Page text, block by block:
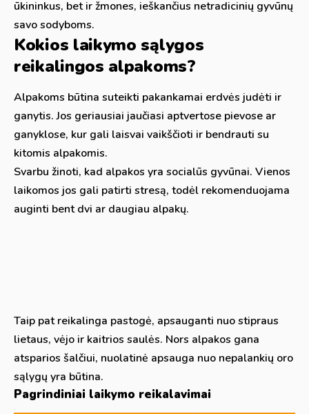
ūkininkus, bet ir žmones, ieškančius netradicinių gyvūnų
savo sodyboms.
Kokios laikymo sąlygos
reikalingos alpakoms?
Alpakoms būtina suteikti pakankamai erdvės judėti ir
ganytis. Jos geriausiai jaučiasi aptvertose pievose ar
ganyklose, kur gali laisvai vaikščioti ir bendrauti su
kitomis alpakomis.
Svarbu žinoti, kad alpakos yra socialūs gyvūnai. Vienos
laikomos jos gali patirti stresą, todėl rekomenduojama
auginti bent dvi ar daugiau alpakų.
Taip pat reikalinga pastogė, apsauganti nuo stipraus
lietaus, vėjo ir kaitrios saulės. Nors alpakos gana
atsparios šalčiui, nuolatinė apsauga nuo nepalankių oro
sąlygų yra būtina.
Pagrindiniai laikymo reikalavimai